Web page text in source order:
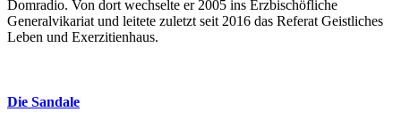
Domradio. Von dort wechselte er 2005 ins Erzbischöfliche
Generalvikariat und leitete zuletzt seit 2016 das Referat Geistliches
Leben und Exerzitienhaus.
Die Sandale